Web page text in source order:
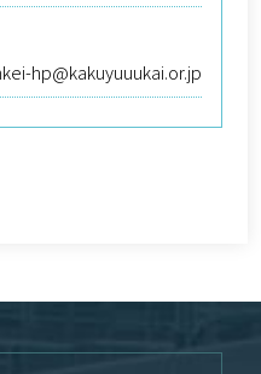
hp@kakuyuuukai.or.jp